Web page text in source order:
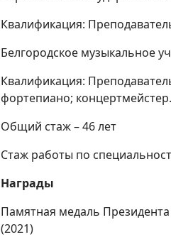
Квалификация:
Белгородское музыкальное
Квалификация:
фортепиано; концертмейстер.
Общий стаж – 46 лет
Стаж работы по
Награды
Памятная медаль
(2021)